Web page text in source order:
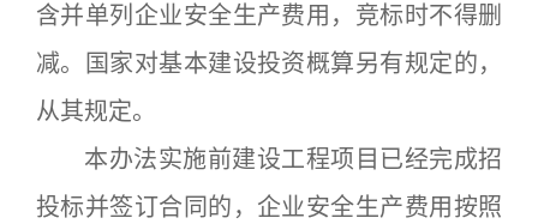
含并单列企业安全生产费用，竞标时不得删
减。国家对基本建设投资概算另有规定的，
从其规定。
本办法实施前建设工程项目已经完成招
投标并签订合同的，企业安全生产费用按照